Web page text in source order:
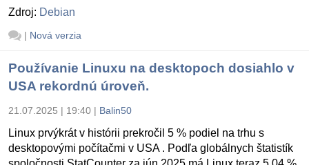
Zdroj: Debian
| Nová verzia
Používanie Linuxu na desktopoch dosiahlo v
USA rekordnú úroveň.
21.07.2025 | 19:40 | Balin50
Linux prvýkrát v histórii prekročil 5 % podiel na trhu s
desktopovými počítačmi v USA . Podľa globálnych štatistík